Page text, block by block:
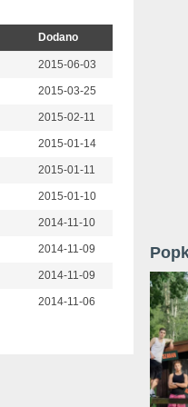
Dodano
2015-06-03
2015-03-25
2015-02-11
2015-01-14
2015-01-11
2015-01-10
2014-11-10
2014-11-09
2014-11-09
2014-11-06